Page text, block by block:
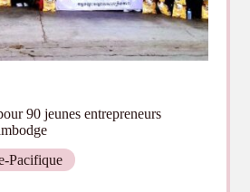
90 jeunes entrepreneurs
Pacifique